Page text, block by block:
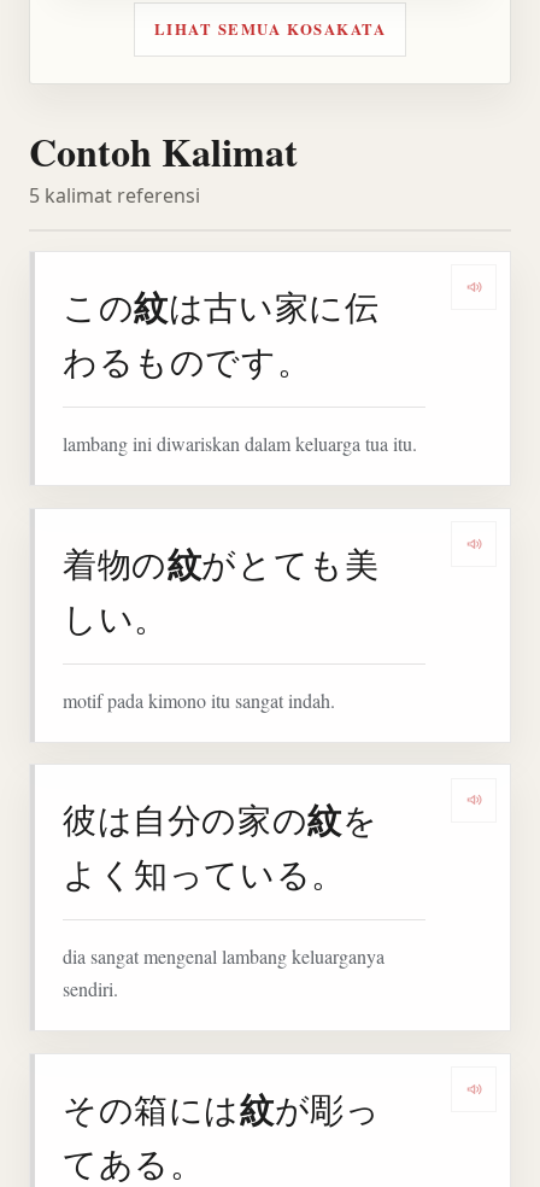
LIHAT SEMUA KOSAKATA
Contoh Kalimat
5 kalimat referensi
この紋は古い家に伝
わるものです。
lambang ini diwariskan dalam keluarga tua itu.
着物の紋がとても美
しい。
motif pada kimono itu sangat indah.
彼は自分の家の紋を
よく知っている。
dia sangat mengenal lambang keluarganya
sendiri.
その箱には紋が彫っ
てある。